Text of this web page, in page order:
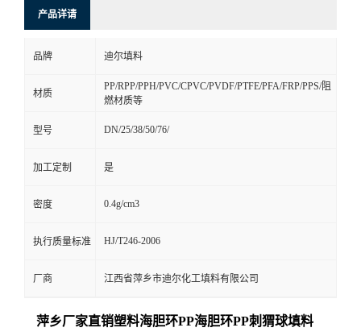
产品详请
品牌 迪尔填料
材质
PP/RPP/PPH/PVC/CPVC/PVDF/PTFE/PFA/FRP/PPS/阻
燃材质等
型号 DN/25/38/50/76/
加工定制 是
密度 0.4g/cm3
执行质量标准 HJ/T246-2006
厂商 江西省萍乡市迪尔化工填料有限公司
萍乡厂家直销塑料海胆环PP海胆环PP刺猬球填料